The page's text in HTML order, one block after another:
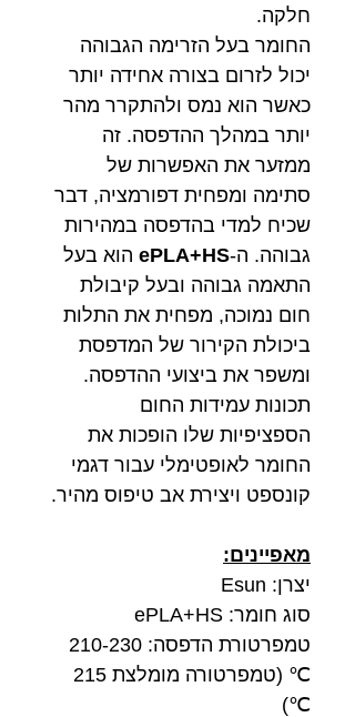
חלקה.
החומר בעל הזרימה הגבוהה
יכול לזרום בצורה אחידה יותר
כאשר הוא נמס ולהתקרר מהר
יותר במהלך ההדפסה. זה
ממזער את האפשרות של
סתימה ומפחית דפורמציה, דבר
שכיח למדי בהדפסה במהירות
גבוהה. ה-ePLA+HS הוא בעל
התאמה גבוהה ובעל קיבולת
חום נמוכה, מפחית את התלות
ביכולת הקירור של המדפסת
ומשפר את ביצועי ההדפסה.
תכונות עמידות החום
הספציפיות שלו הופכות את
החומר לאופטימלי עבור דגמי
קונספט ויצירת אב טיפוס מהיר.
מאפיינים:
יצרן: Esun
סוג חומר: ePLA+HS
טמפרטורת הדפסה: 210-230
℃ (טמפרטורה מומלצת 215
℃)